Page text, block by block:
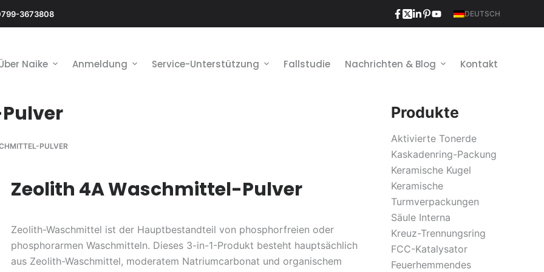
3673808 DEUTSCH
Naike Anmeldung Service-Unterstützung Fallstudie Nachrichten & Blog Kontakt
PULVER
Zeolith 4A Waschmittel-Pulver
Zeolith-Waschmittel ist der Hauptbestandteil von phosphorfreien oder
phosphorarmen Waschmitteln. Dieses 3-in-1-Produkt besteht hauptsächlich
aus Zeolith-Waschmittel, moderatem Natriumcarbonat und organischem
Produkte
Aktivierte Tonerde
Kaskadenring-Packung
Keramische Kugel
Keramische
Turmverpackungen
Säule Interna
Kreuz-Trennungsring
FCC-Katalysator
Feuerhemmendes